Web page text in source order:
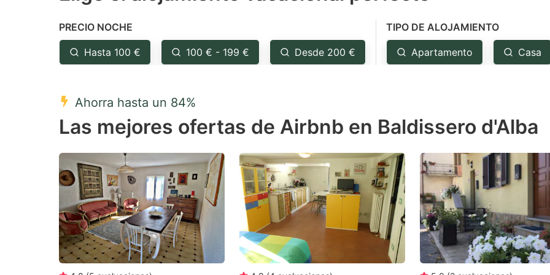
question
mark
key
get
the
keyboard
shortcuts
for
changing
dates.
mark
key
the
shortcuts
for
changing
dates.
PRECIO NOCHE
Hasta 100 € 100 € - 199 € Desde 200 €
TIPO DE ALOJAMIENTO
Apartamento Casa
Ahorra hasta un 84%
Las mejores ofertas de Airbnb en Baldissero d'Alba